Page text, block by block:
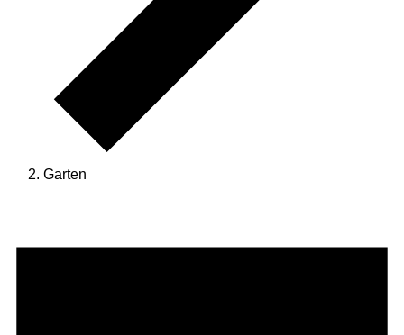
Garten